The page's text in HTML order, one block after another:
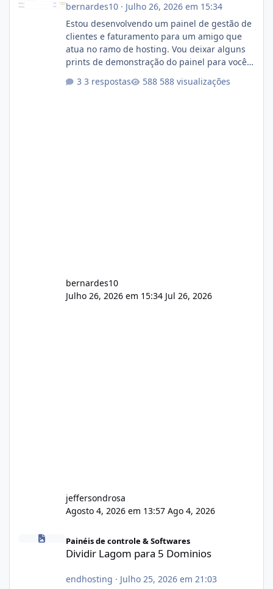
bernardes10· Julho 26, 2026 em 15:34
Estou desenvolvendo um painel de gestão de
clientes e faturamento para um amigo que
atua no ramo de hosting. Vou deixar alguns
prints de demonstração do painel para vocês
com cerca de 80% concluído e conta com
3 respostas 588 visualizações
bernardes10
Julho 26, 2026 em 15:34 Jul 26, 2026
jeffersondrosa
Agosto 4, 2026 em 13:57 Ago 4, 2026
Painéis de controle & Softwares
Dividir Lagom para 5 Dominios
endhosting · Julho 25, 2026 em 21:03